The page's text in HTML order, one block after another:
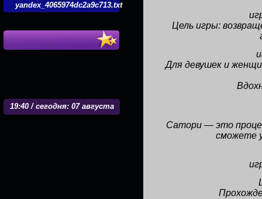
yandex_4065974dc2a9c713.txt
19:40 / сегодня: 07 августа
Цель игры:
Для девушек и
Сатори — это
сможете